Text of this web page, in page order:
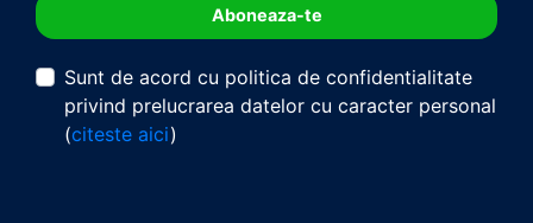
Sunt de acord cu politica de confidentialitate
privind prelucrarea datelor cu caracter personal
(citeste aici)